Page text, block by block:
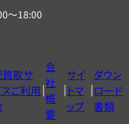
～18:00
取サ
ご利用
会
社
概
要
サイ
トマ
ップ
ダウン
ロード
書類